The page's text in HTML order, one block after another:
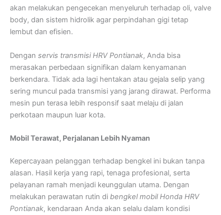
akan melakukan pengecekan menyeluruh terhadap oli, valve
body, dan sistem hidrolik agar perpindahan gigi tetap
lembut dan efisien.
Dengan servis transmisi HRV Pontianak, Anda bisa
merasakan perbedaan signifikan dalam kenyamanan
berkendara. Tidak ada lagi hentakan atau gejala selip yang
sering muncul pada transmisi yang jarang dirawat. Performa
mesin pun terasa lebih responsif saat melaju di jalan
perkotaan maupun luar kota.
Mobil Terawat, Perjalanan Lebih Nyaman
Kepercayaan pelanggan terhadap bengkel ini bukan tanpa
alasan. Hasil kerja yang rapi, tenaga profesional, serta
pelayanan ramah menjadi keunggulan utama. Dengan
melakukan perawatan rutin di bengkel mobil Honda HRV
Pontianak, kendaraan Anda akan selalu dalam kondisi